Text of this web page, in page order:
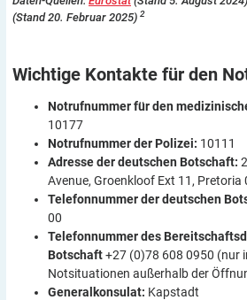
(Stand20. Februar 2025) 2
Wichtige Kontakte für den
Notrufnummer für den
10177
Notrufnummer der Polizei: 10111
Adresse der deutschen Botschaft:
Avenue, Groenkloof Ext 11, Pretoria
Telefonnummer der deutschen
00
Telefonnummer des
Botschaft+27 (0)78 608 0950 (nur
Notsituationen außerhalb der
Generalkonsulat: Kapstadt